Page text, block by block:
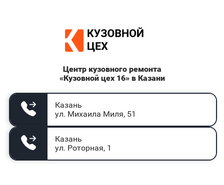
Центр кузовного ремонта
«Кузовной цех 16» в Казани
Казань
ул. Михаила Миля, 51
Казань
ул. Роторная, 1